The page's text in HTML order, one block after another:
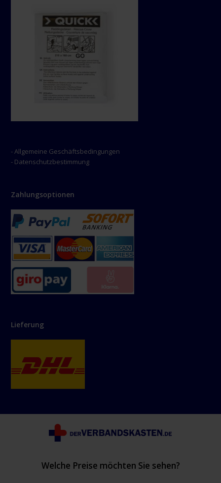
- Allgemeine Geschäftsbedingungen
- Datenschutzbestimmung
Zahlungsoptionen
Lieferung
Welche Preise möchten Sie sehen?